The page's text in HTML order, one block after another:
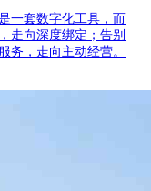
一套数字化工具，而
走向深度绑定；告别
务，走向主动经营。